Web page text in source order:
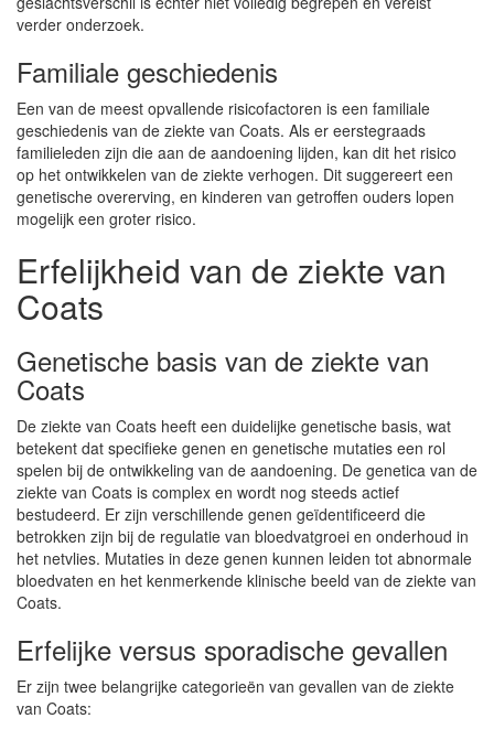
verder onderzoek.
Familiale geschiedenis
Een van de meest opvallende risicofactoren is een familiale
geschiedenis van de ziekte van Coats. Als er eerstegraads
familieleden zijn die aan de aandoening lijden, kan dit het risico
op het ontwikkelen van de ziekte verhogen. Dit suggereert een
genetische overerving, en kinderen van getroffen ouders lopen
mogelijk een groter risico.
Erfelijkheid van de ziekte van
Coats
Genetische basis van de ziekte van
Coats
De ziekte van Coats heeft een duidelijke genetische basis, wat
betekent dat specifieke genen en genetische mutaties een rol
spelen bij de ontwikkeling van de aandoening. De genetica van de
ziekte van Coats is complex en wordt nog steeds actief
bestudeerd. Er zijn verschillende genen geïdentificeerd die
betrokken zijn bij de regulatie van bloedvatgroei en onderhoud in
het netvlies. Mutaties in deze genen kunnen leiden tot abnormale
bloedvaten en het kenmerkende klinische beeld van de ziekte van
Coats.
Erfelijke versus sporadische gevallen
Er zijn twee belangrijke categorieën van gevallen van de ziekte
van Coats: